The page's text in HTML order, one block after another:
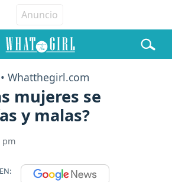
Whatthegirl.com
mujeres se
y malas?
pm